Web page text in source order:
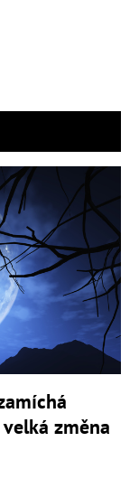
změna